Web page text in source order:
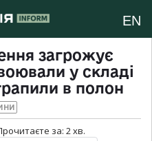
EN
загрожує
у складі
в полон
за: 2хв.